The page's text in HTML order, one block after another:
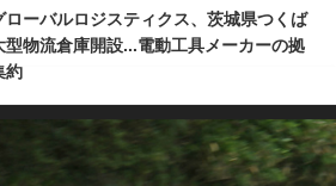
ローバルロジスティクス、茨城県つくば
型物流倉庫開設...電動工具メーカーの拠
約